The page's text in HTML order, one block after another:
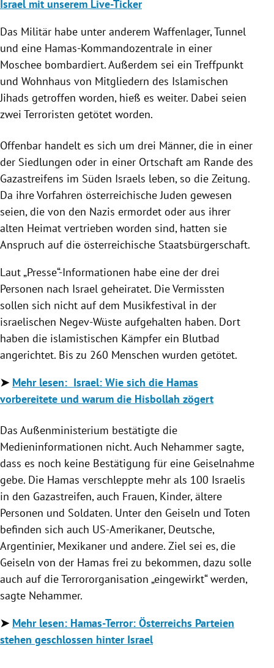
Israel mit unserem Live-Ticker
Das Militär habe unter anderem Waffenlager, Tunnel
und eine Hamas-Kommandozentrale in einer
Moschee bombardiert. Außerdem sei ein Treffpunkt
und Wohnhaus von Mitgliedern des Islamischen
Jihads getroffen worden, hieß es weiter. Dabei seien
zwei Terroristen getötet worden.
Offenbar handelt es sich um drei Männer, die in einer
der Siedlungen oder in einer Ortschaft am Rande des
Gazastreifens im Süden Israels leben, so die Zeitung.
Da ihre Vorfahren österreichische Juden gewesen
seien, die von den Nazis ermordet oder aus ihrer
alten Heimat vertrieben worden sind, hatten sie
Anspruch auf die österreichische Staatsbürgerschaft.
Laut „Presse“-Informationen habe eine der drei
Personen nach Israel geheiratet. Die Vermissten
sollen sich nicht auf dem Musikfestival in der
israelischen Negev-Wüste aufgehalten haben. Dort
haben die islamistischen Kämpfer ein Blutbad
angerichtet. Bis zu 260 Menschen wurden getötet.
➤ Mehr lesen: Israel: Wie sich die Hamas
vorbereitete und warum die Hisbollah zögert
Das Außenministerium bestätigte die
Medieninformationen nicht. Auch Nehammer sagte,
dass es noch keine Bestätigung für eine Geiselnahme
gebe. Die Hamas verschleppte mehr als 100 Israelis
in den Gazastreifen, auch Frauen, Kinder, ältere
Personen und Soldaten. Unter den Geiseln und Toten
befinden sich auch US-Amerikaner, Deutsche,
Argentinier, Mexikaner und andere. Ziel sei es, die
Geiseln von der Hamas frei zu bekommen, dazu solle
auch auf die Terrororganisation „eingewirkt“ werden,
sagte Nehammer.
➤ Mehr lesen: Hamas-Terror: Österreichs Parteien
stehen geschlossen hinter Israel